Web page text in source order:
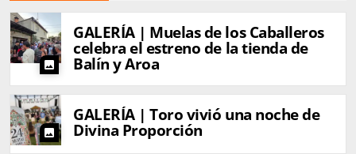
photo
GALERÍA | Muelas de los Caballeros
celebra el estreno de la tienda de
Balín y Aroa
photo
GALERÍA | Toro vivió una noche de
Divina Proporción